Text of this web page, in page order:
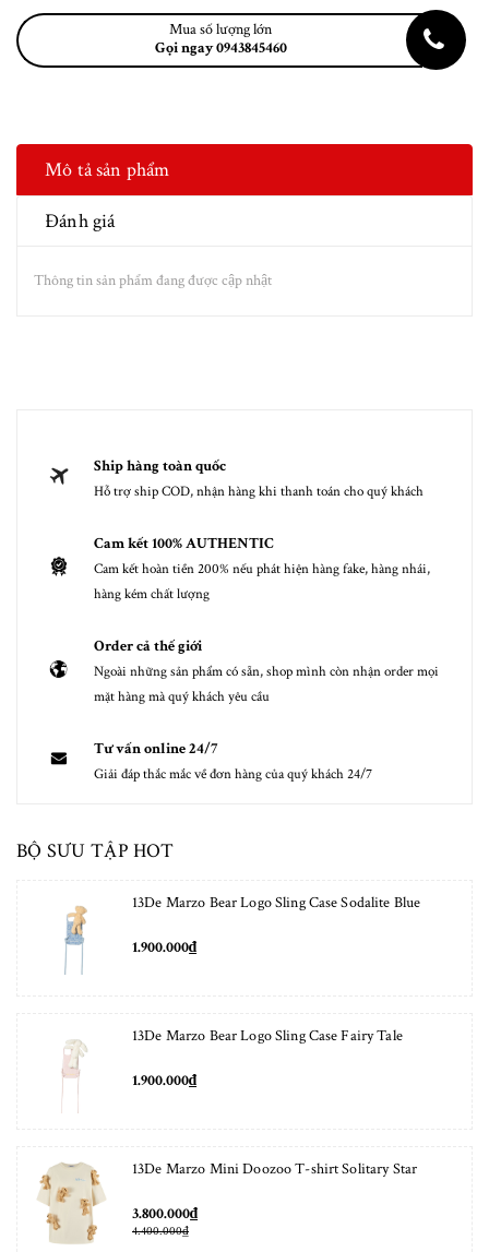
Mua số lượng lớn
Gọi ngay 0943845460
Mô tả sản phẩm
Đánh giá
Thông tin sản phẩm đang được cập nhật
Ship hàng toàn quốc
Hỗ trợ ship COD, nhận hàng khi thanh toán cho quý khách
Cam kết 100% AUTHENTIC
Cam kết hoàn tiền 200% nếu phát hiện hàng fake, hàng nhái,
hàng kém chất lượng
Order cả thế giới
Ngoài những sản phẩm có sẵn, shop mình còn nhận order mọi
mặt hàng mà quý khách yêu cầu
Tư vấn online 24/7
Giải đáp thắc mắc về đơn hàng của quý khách 24/7
BỘ SƯU TẬP HOT
13De Marzo Bear Logo Sling Case Sodalite Blue
1.900.000₫
13De Marzo Bear Logo Sling Case Fairy Tale
1.900.000₫
13De Marzo Mini Doozoo T-shirt Solitary Star
3.800.000₫
4.400.000₫